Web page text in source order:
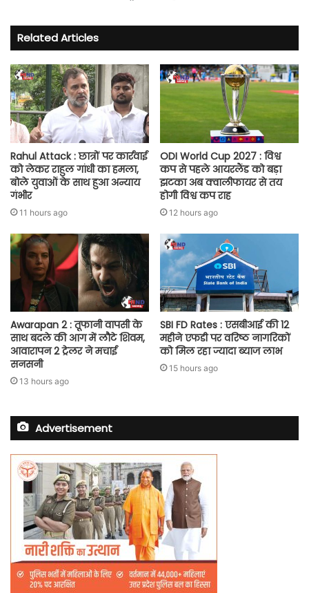
Related Articles
Rahul Attack : छात्रों पर कार्रवाई
को लेकर राहुल गांधी का हमला,
बोले युवाओं के साथ हुआ अन्याय
गंभीर
11 hours ago
ODI World Cup 2027 : विश्व
कप से पहले आयरलैंड को बड़ा
झटका अब क्वालीफायर से तय
होगी विश्व कप राह
12 hours ago
Awarapan 2 : तूफानी वापसी के
साथ बदले की आग में लौटे शिवम,
आवारापन 2 ट्रेलर ने मचाई
सनसनी
13 hours ago
SBI FD Rates : एसबीआई की 12
महीने एफडी पर वरिष्ठ नागरिकों
को मिल रहा ज्यादा ब्याज लाभ
15 hours ago
Advertisement